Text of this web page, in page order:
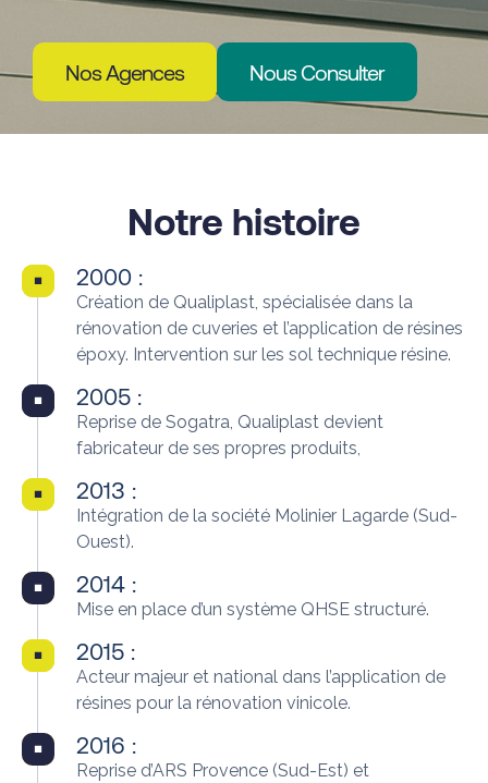
Nos Agences Nous Consulter
Notre histoire
2000 :
Création de Qualiplast, spécialisée dans la
rénovation de cuveries et l’application de résines
époxy. Intervention sur les sol technique résine.
2005 :
Reprise de Sogatra, Qualiplast devient
fabricateur de ses propres produits,
2013 :
Intégration de la société Molinier Lagarde (Sud-
Ouest).
2014 :
Mise en place d’un système QHSE structuré.
2015 :
Acteur majeur et national dans l’application de
résines pour la rénovation vinicole.
2016 :
Reprise d’ARS Provence (Sud-Est) et